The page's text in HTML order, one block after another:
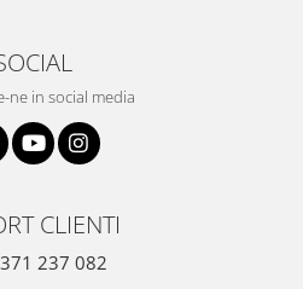
ne in social media
CLIENTI
237 082